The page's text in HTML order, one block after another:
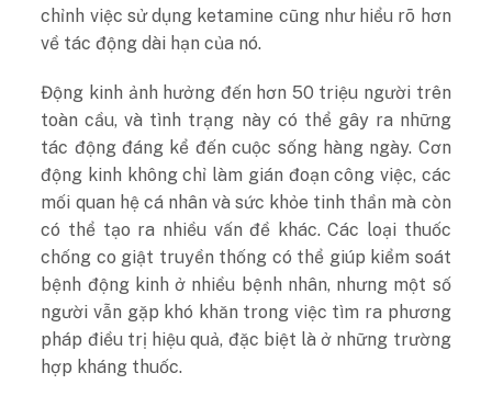
chỉnh việc sử dụng ketamine cũng như hiểu rõ hơn
về tác động dài hạn của nó.
Động kinh ảnh hưởng đến hơn 50 triệu người trên
toàn cầu, và tình trạng này có thể gây ra những
tác động đáng kể đến cuộc sống hàng ngày. Cơn
động kinh không chỉ làm gián đoạn công việc, các
mối quan hệ cá nhân và sức khỏe tinh thần mà còn
có thể tạo ra nhiều vấn đề khác. Các loại thuốc
chống co giật truyền thống có thể giúp kiểm soát
bệnh động kinh ở nhiều bệnh nhân, nhưng một số
người vẫn gặp khó khăn trong việc tìm ra phương
pháp điều trị hiệu quả, đặc biệt là ở những trường
hợp kháng thuốc.